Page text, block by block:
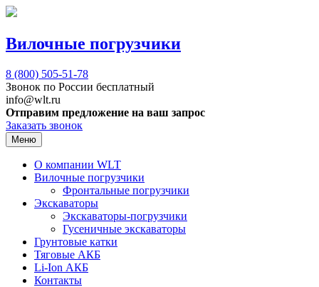
Вилочные погрузчики
8 (800) 505-51-78
Звонок по России бесплатный
info@wlt.ru
Отправим предложение на ваш запрос
Заказать звонок
Меню
О компании WLT
Вилочные погрузчики
Фронтальные погрузчики
Экскаваторы
Экскаваторы-погрузчики
Гусеничные экскаваторы
Грунтовые катки
Тяговые АКБ
Li-Ion АКБ
Контакты